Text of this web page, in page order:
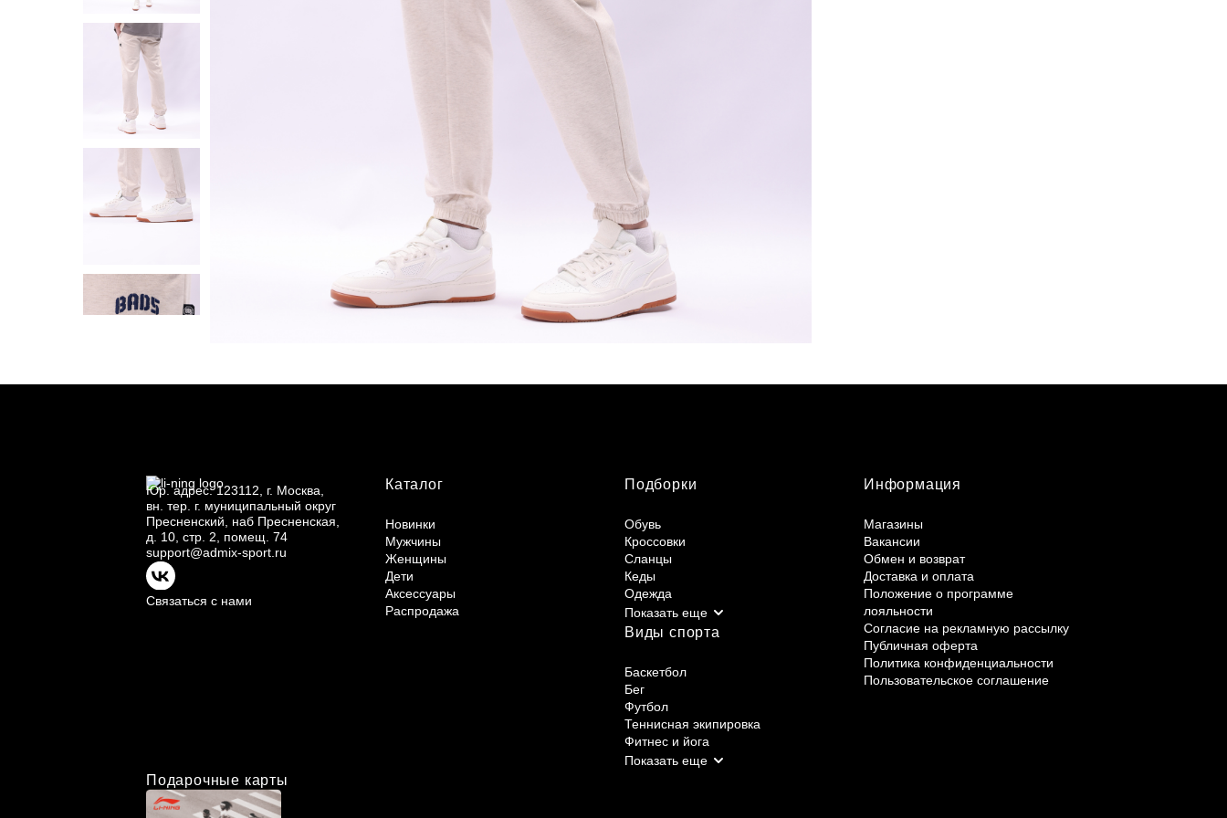
Юр. адрес: 123112, г. Москва,
вн. тер. г. муниципальный округ
Пресненский, наб Пресненская,
д. 10, стр. 2, помещ. 74
support@admix-sport.ru
Связаться с нами
Каталог
Новинки
Мужчины
Женщины
Дети
Аксессуары
Распродажа
Подборки
Обувь
Кроссовки
Сланцы
Кеды
Одежда
Виды спорта
Баскетбол
Бег
Футбол
Теннисная экипировка
Фитнес и йога
Информация
Магазины
Вакансии
Обмен и возврат
Доставка и оплата
Положение о программе
лояльности
Согласие на рекламную рассылку
Публичная оферта
Политика конфиденциальности
Пользовательское соглашение
Подарочные карты